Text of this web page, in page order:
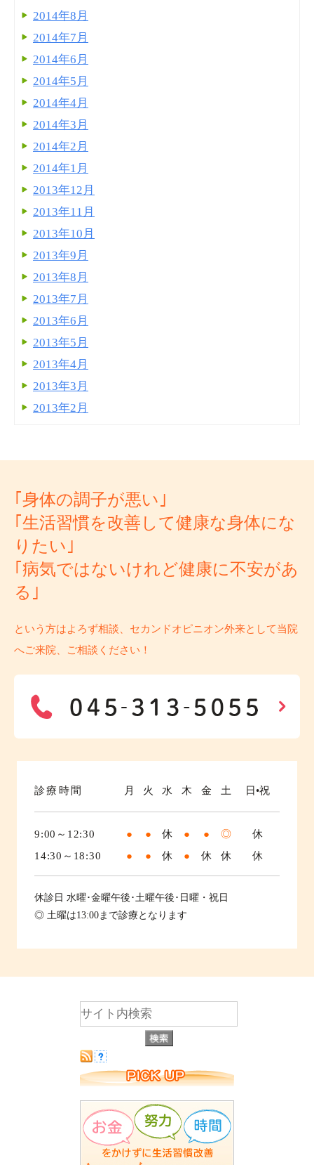
2014年8月
2014年7月
2014年6月
2014年5月
2014年4月
2014年3月
2014年2月
2014年1月
2013年12月
2013年11月
2013年10月
2013年9月
2013年8月
2013年7月
2013年6月
2013年5月
2013年4月
2013年3月
2013年2月
｢身体の調子が悪い｣
｢生活習慣を改善して健康な身体にな
りたい｣
｢病気ではないけれど健康に不安があ
る｣
という方はよろず相談、セカンドオピニオン外来として当院
へご来院、ご相談ください！
診療時間 月 火 水 木 金 土 日•祝
9:00～12:30 ● ● 休 ● ● ◎
休
14:30～18:30
● ● 休 ● 休 休 休
休診日 水曜･金曜午後･土曜午後･日曜・祝日
◎ 土曜は13:00まで診療となります